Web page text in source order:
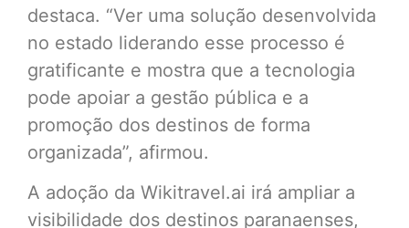
destaca. “Ver uma solução desenvolvida
no estado liderando esse processo é
gratificante e mostra que a tecnologia
pode apoiar a gestão pública e a
promoção dos destinos de forma
organizada”, afirmou.
A adoção da Wikitravel.ai irá ampliar a
visibilidade dos destinos paranaenses,